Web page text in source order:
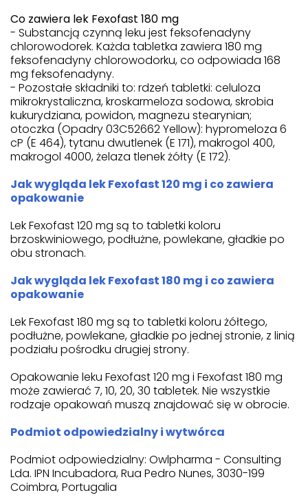
Co zawiera lek Fexofast 180 mg
- Substancją czynną leku jest feksofenadyny
chlorowodorek. Każda tabletka zawiera 180 mg
feksofenadyny chlorowodorku, co odpowiada 168
mg feksofenadyny.
- Pozostałe składniki to: rdzeń tabletki: celuloza
mikrokrystaliczna, kroskarmeloza sodowa, skrobia
kukurydziana, powidon, magnezu stearynian;
otoczka (Opadry 03C52662 Yellow): hypromeloza 6
cP (E 464), tytanu dwutlenek (E 171), makrogol 400,
makrogol 4000, żelaza tlenek żółty (E 172).
Jak wygląda lek Fexofast 120 mg i co zawiera
opakowanie
Lek Fexofast 120 mg są to tabletki koloru
brzoskwiniowego, podłużne, powlekane, gładkie po
obu stronach.
Jak wygląda lek Fexofast 180 mg i co zawiera
opakowanie
Lek Fexofast 180 mg są to tabletki koloru żółtego,
podłużne, powlekane, gładkie po jednej stronie, z linią
podziału pośrodku drugiej strony.
Opakowanie leku Fexofast 120 mg i Fexofast 180 mg
może zawierać 7, 10, 20, 30 tabletek. Nie wszystkie
rodzaje opakowań muszą znajdować się w obrocie.
Podmiot odpowiedzialny i wytwórca
Podmiot odpowiedzialny: Owlpharma - Consulting
Lda. IPN Incubadora, Rua Pedro Nunes, 3030-199
Coimbra, Portugalia